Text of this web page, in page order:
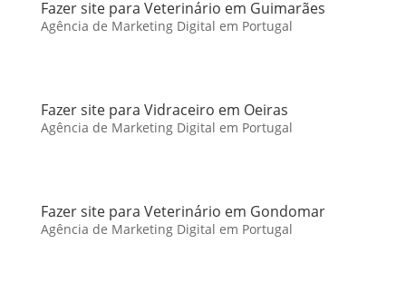
Fazer site para Veterinário em Guimarães
Agência de Marketing Digital em Portugal
Fazer site para Vidraceiro em Oeiras
Agência de Marketing Digital em Portugal
Fazer site para Veterinário em Gondomar
Agência de Marketing Digital em Portugal